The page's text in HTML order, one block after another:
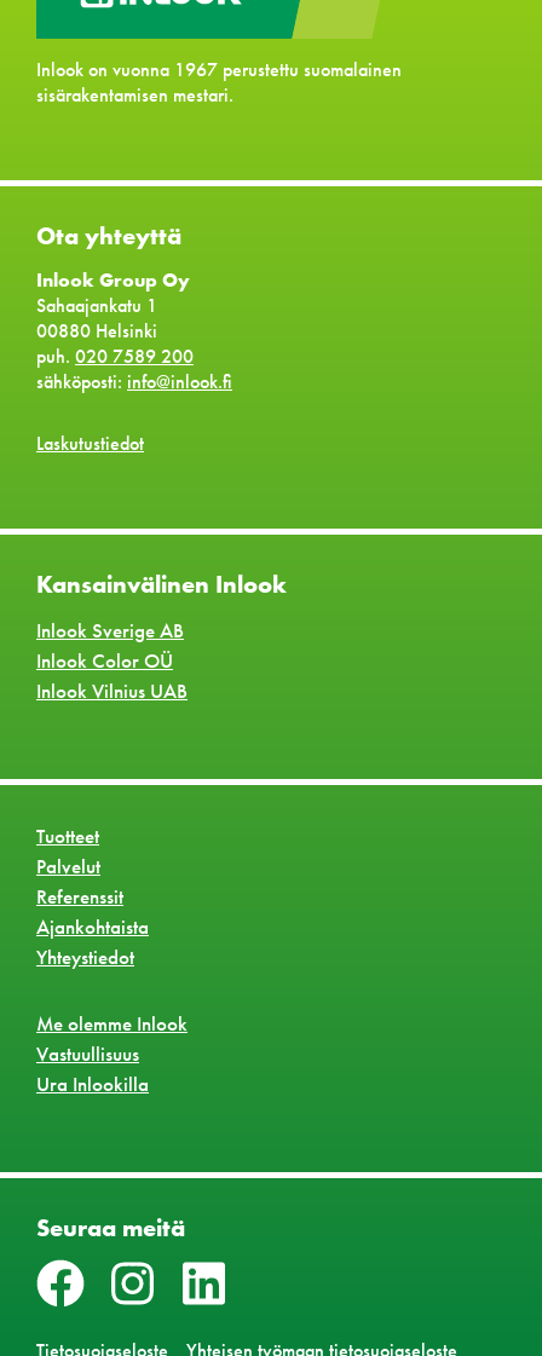
Inlook on vuonna 1967 perustettu suomalainen
sisärakentamisen mestari.
Ota yhteyttä
Inlook Group Oy
Sahaajankatu 1
00880 Helsinki
puh. 020 7589 200
sähköposti: info@inlook.fi
Laskutustiedot
Kansainvälinen Inlook
Inlook Sverige AB
Inlook Color OÜ
Inlook Vilnius UAB
Tuotteet
Palvelut
Referenssit
Ajankohtaista
Yhteystiedot
Me olemme Inlook
Vastuullisuus
Ura Inlookilla
Seuraa meitä